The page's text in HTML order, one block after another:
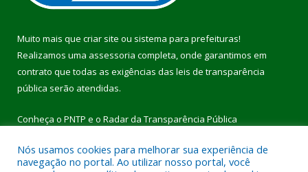
Muito mais que criar site ou sistema para prefeituras!
Realizamos uma assessoria completa, onde garantimos em
contrato que todas as exigências das leis de transparência
pública serão atendidas.
Conheça o PNTP e o Radar da Transparência Pública
Nós usamos cookies para melhorar sua experiência de
navegação no portal. Ao utilizar nosso portal, você